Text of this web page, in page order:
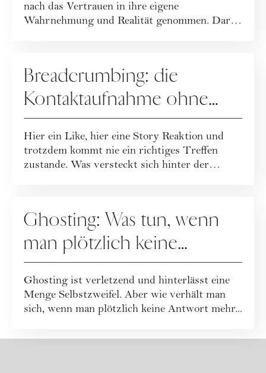
nach das Vertrauen in ihre eigene
Wahrnehmung und Realität genommen. Daran
Breadcrumbing: die
Kontaktaufnahme ohne
ernsthaftes Interesse
Hier ein Like, hier eine Story Reaktion und
trotzdem kommt nie ein richtiges Treffen
zustande. Was versteckt sich hinter der
Ghosting: Was tun, wenn
man plötzlich keine
Antwort mehr bekommt?
Ghosting ist verletzend und hinterlässt eine
Menge Selbstzweifel. Aber wie verhält man
sich, wenn man plötzlich keine Antwort mehr...